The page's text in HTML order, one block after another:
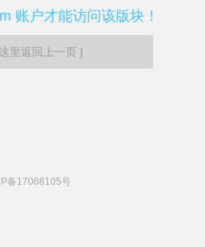
账户才能访问该版块！
里返回上一页 ]
备17068105号